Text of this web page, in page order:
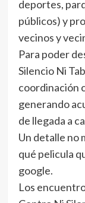
deportes,
públicos) y
vecinos y
Para poder
Silencio Ni
coordinación
generando
de llegada a
Un detalle no
qué pelicula
google.
Los